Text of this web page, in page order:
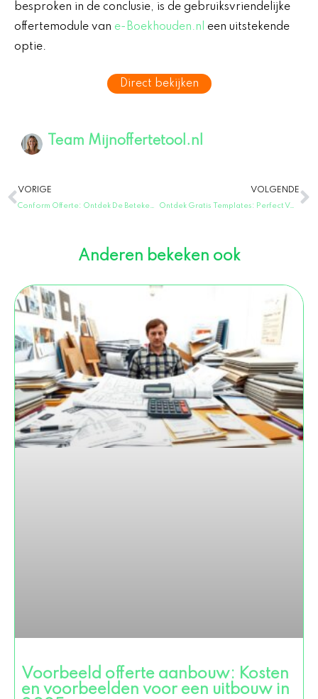
besproken in de conclusie, is de gebruiksvriendelijke
offertemodule van e-Boekhouden.nl
een uitstekende
optie.
Direct bekijken
Team Mijnoffertetool.nl
Vorige
VORIGE VOLGENDE
Ontdek Gratis Templates: Perfect Voorbeeld Offerte voor Werkzaamheden!
Anderen bekeken ook
Voorbeeld offerte aanbouw: Kosten
en voorbeelden voor een uitbouw in